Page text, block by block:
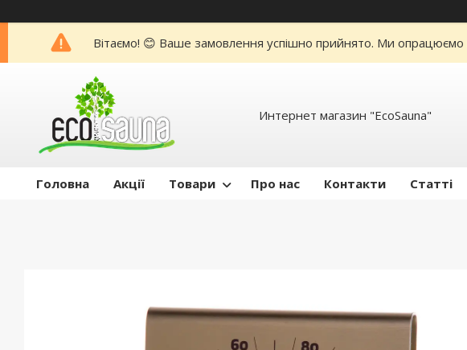
Вітаємо! 😊 Ваше замовлення успішно прийнято. Ми
Интернет магазин "EcoSauna"
Головна Акції Товари Про нас Контакти Статті